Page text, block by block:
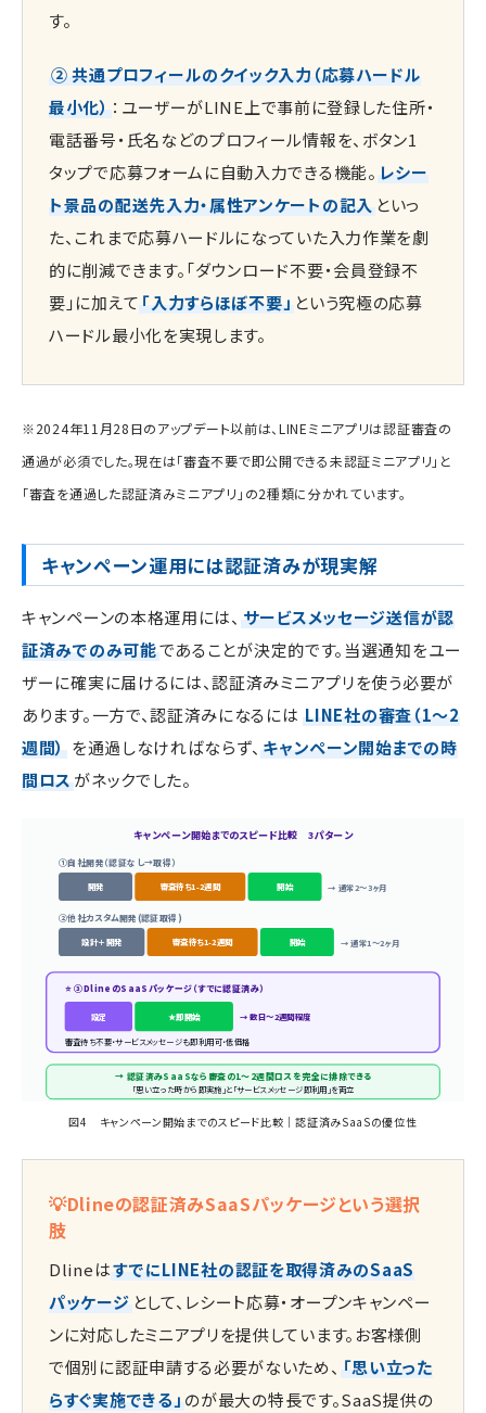
す。
② 共通プロフィールのクイック入力（応募ハードル
最小化） ：ユーザーがLINE上で事前に登録した住所・
電話番号・氏名などのプロフィール情報を、ボタン1
タップで応募フォームに自動入力できる機能。 レシー
ト景品の配送先入力・属性アンケートの記入 といっ
た、これまで応募ハードルになっていた入力作業を劇
的に削減できます。「ダウンロード不要・会員登録不
要」に加えて 「入力すらほぼ不要」 という究極の応募
ハードル最小化を実現します。
※2024年11月28日のアップデート以前は、LINEミニアプリは認証審査の
通過が必須でした。現在は「審査不要で即公開できる未認証ミニアプリ」と
「審査を通過した認証済みミニアプリ」の2種類に分かれています。
キャンペーン運用には認証済みが現実解
キャンペーンの本格運用には、 サービスメッセージ送信が認
証済みでのみ可能であることが決定的です。当選通知をユー
ザーに確実に届けるには、認証済みミニアプリを使う必要が
あります。一方で、認証済みになるにはLINE社の審査（1〜2
週間） を通過しなければならず、キャンペーン開始までの時
間ロスがネックでした。
キャンペーン開始までのスピード比較 3パターン
①自社開発（認証なし→取得）
開発
審査待ち1-2週間 開始 → 通常2〜3ヶ月
②他社カスタム開発(認証取得)
設計＋開発 審査待ち1-2週間 開始 → 通常1〜2ヶ月
⭐ ③DlineのSaaSパッケージ（すでに認証済み）
設定 ★即開始 → 数日〜2週間程度
審査待ち不要・サービスメッセージも即利用可・低価格
→ 認証済みSaaSなら審査の1〜2週間ロスを完全に排除できる
「思い立った時から即実施」と「サービスメッセージ即利用」を両立
図4 キャンペーン開始までのスピード比較｜認証済みSaaSの優位性
💡Dlineの認証済みSaaSパッケージという選択
肢
DlineはすでにLINE社の認証を取得済みのSaaS
パッケージ として、レシート応募・オープンキャンペー
ンに対応したミニアプリを提供しています。お客様側
で個別に認証申請する必要がないため、 「思い立った
らすぐ実施できる」 のが最大の特長です。SaaS提供の